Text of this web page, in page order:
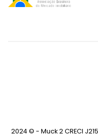
2024 © - Muck 2 CRECI